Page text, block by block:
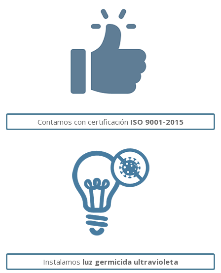
Contamos con certificación ISO 9001-2015
Instalamos luz germicida ultravioleta